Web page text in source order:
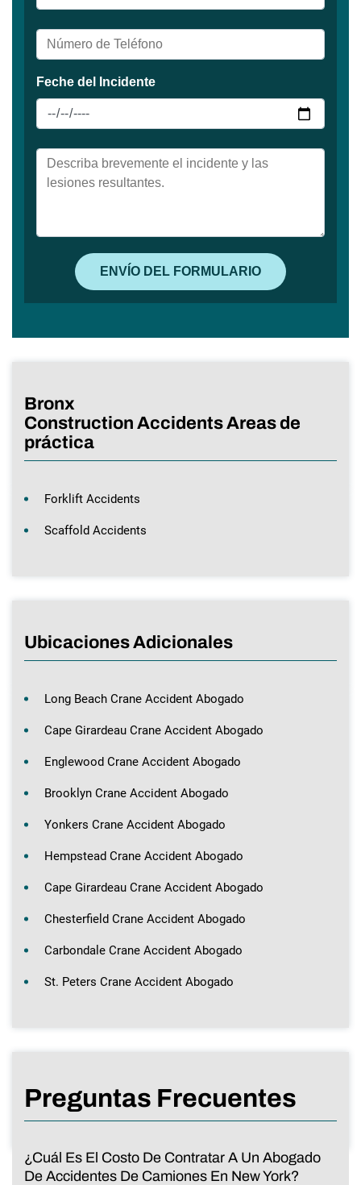
Bronx
Construction Accidents Areas de
práctica
Forklift Accidents
Scaffold Accidents
Ubicaciones Adicionales
Long Beach Crane Accident Abogado
Cape Girardeau Crane Accident Abogado
Englewood Crane Accident Abogado
Brooklyn Crane Accident Abogado
Yonkers Crane Accident Abogado
Hempstead Crane Accident Abogado
Cape Girardeau Crane Accident Abogado
Chesterfield Crane Accident Abogado
Carbondale Crane Accident Abogado
St. Peters Crane Accident Abogado
Preguntas Frecuentes
¿Cuál Es El Costo De Contratar A Un Abogado
De Accidentes De Camiones En New York?